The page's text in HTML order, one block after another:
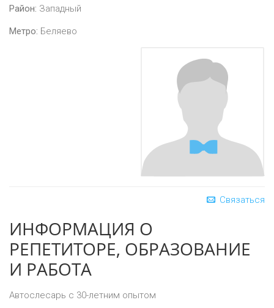
Район: Западный
Метро: Беляево
Связаться
ИНФОРМАЦИЯ О
РЕПЕТИТОРЕ, ОБРАЗОВАНИЕ
И РАБОТА
Автослесарь с 30-летним опытом